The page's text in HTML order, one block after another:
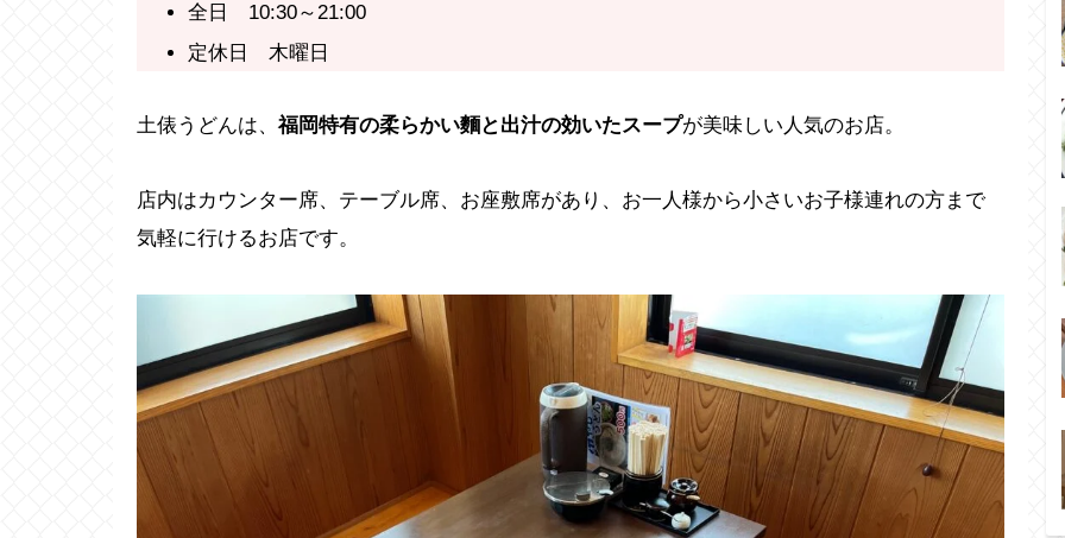
全日 10:30～21:00
定休日 木曜日
土俵うどんは、福岡特有の柔らかい麵と出汁の効いたスープが美味しい人気のお店。
店内はカウンター席、テーブル席、お座敷席があり、お一人様から小さいお子様連れの方まで
気軽に行けるお店です。